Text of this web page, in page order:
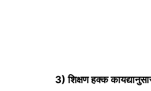
3) शिक्षण हक्क